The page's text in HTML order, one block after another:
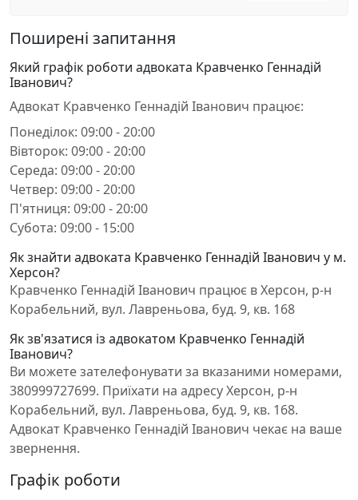
Поширені запитання
Який графік роботи адвоката Кравченко Геннадій
Іванович?
Адвокат Кравченко Геннадій Іванович працює:
Понеділок: 09:00 - 20:00
Вівторок: 09:00 - 20:00
Середа: 09:00 - 20:00
Четвер: 09:00 - 20:00
П'ятниця: 09:00 - 20:00
Субота: 09:00 - 15:00
Як знайти адвоката Кравченко Геннадій Іванович у м.
Херсон?
Кравченко Геннадій Іванович працює в Херсон, р-н
Корабельний, вул. Лавреньова, буд. 9, кв. 168
Як зв'язатися із адвокатом Кравченко Геннадій
Іванович?
Ви можете зателефонувати за вказаними номерами,
380999727699. Приїхати на адресу Херсон, р-н
Корабельний, вул. Лавреньова, буд. 9, кв. 168.
Адвокат Кравченко Геннадій Іванович чекає на ваше
звернення.
Графік роботи